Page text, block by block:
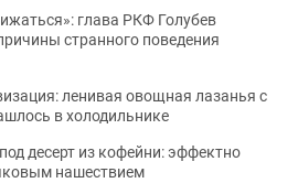
глава РКФ Голубев
странного поведения
ленивая овощная лазанья с
в холодильнике
десерт из кофейни: эффектно
нашествием